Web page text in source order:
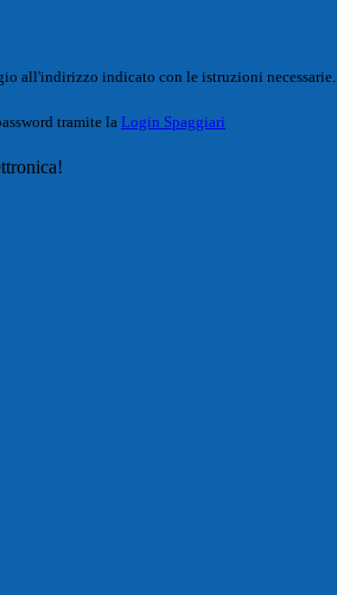
all'indirizzo indicato con le istruzioni necessarie.
tramite la Login Spaggiari